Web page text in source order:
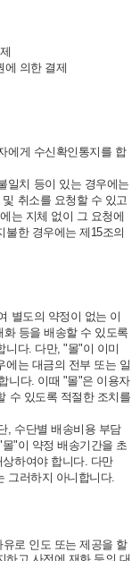
에 의한 결제
에게 수신확인통지를 합
일치 등이 있는 경우에는
취소를 요청할 수 있고
는 지체 없이 그 요청에
한 경우에는 제15조의
별도의 약정이 없는 이
등을 배송할 수 있도록
니다. 다만, "몰"이 이미
에는 대금의 전부 또는 일
니다. 이때 "몰"은 이용자
수 있도록 적절한 조치를
, 수단별 배송비용 부담
"이 약정 배송기간을 초
하여야 합니다. 다만
그러하지 아니합니다.
로 인도 또는 제공을 할